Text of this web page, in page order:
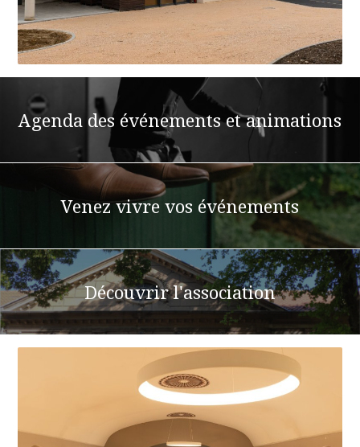
Agenda des événements et animations
Venez vivre vos événements
Découvrir l'association